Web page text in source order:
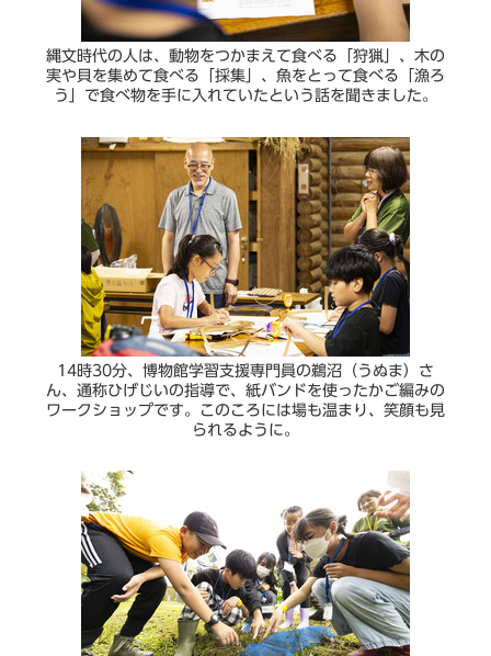
縄文時代の人は、動物をつかまえて食べる「狩猟」、木の
実や貝を集めて食べる「採集」、魚をとって食べる「漁ろ
う」で食べ物を手に入れていたという話を聞きました。
14時30分、博物館学習支援専門員の鵜沼（うぬま）さ
ん、通称ひげじいの指導で、紙バンドを使ったかご編みの
ワークショップです。このころには場も温まり、笑顔も見
られるように。